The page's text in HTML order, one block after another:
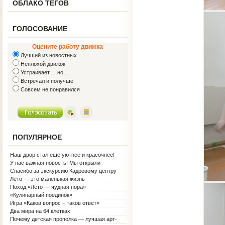
ОБЛАКО ТЕГОВ
ГОЛОСОВАНИЕ
Оцените работу движка
Лучший из новостных
Неплохой движок
Устраивает ... но ...
Встречал и получше
Совсем не понравился
ПОПУЛЯРНОЕ
Наш двор стал еще уютнее и красочнее!
У нас важная новость! Мы открыли
Социальную гостиную.
Спасибо за экскурсию Кадровому центру
Лето — это маленькая жизнь
Поход «Лето — чудная пора»
«Кулинарный поединок»
Игра «Каков вопрос – таков ответ»
Два мира на 64 клетках
Почему детская прополка — лучшая арт-